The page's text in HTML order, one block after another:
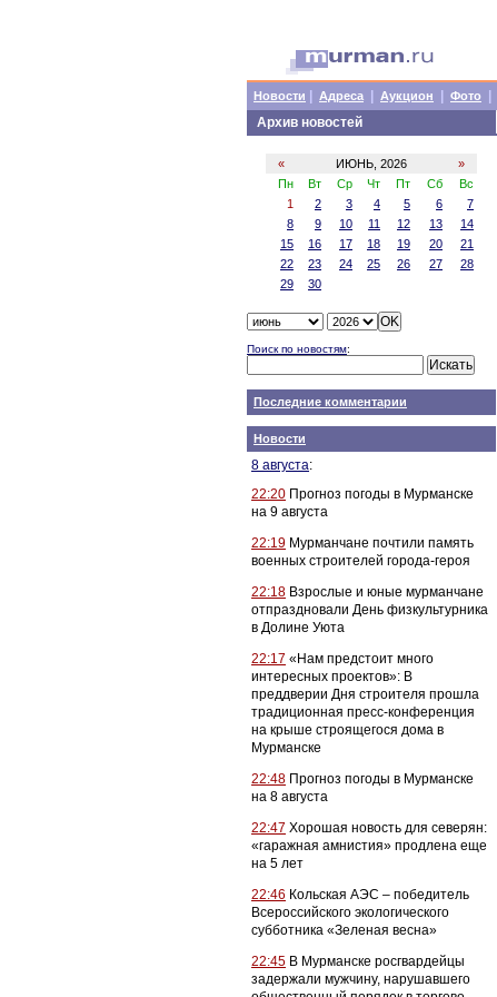
Новости Адреса Аукцион Фото
Архив новостей
« ИЮНЬ, 2026
»
Пн
Вт Ср Чт Пт Сб
Вс
1
2 3 4 5 6
7
8
9 10 11 12 13
14
15
16 17 18 19 20
21
22
23 24 25 26 27
28
29
30
Поиск по новостям:
Последние комментарии
Новости
8 августа:
22:20 Прогноз погоды в Мурманске
на 9 августа
22:19 Мурманчане почтили память
военных строителей города-героя
22:18 Взрослые и юные мурманчане
отпраздновали День физкультурника
в Долине Уюта
22:17 «Нам предстоит много
интересных проектов»: В
преддверии Дня строителя прошла
традиционная пресс-конференция
на крыше строящегося дома в
Мурманске
22:48 Прогноз погоды в Мурманске
на 8 августа
22:47 Хорошая новость для северян:
«гаражная амнистия» продлена еще
на 5 лет
22:46 Кольская АЭС – победитель
Всероссийского экологического
субботника «Зеленая весна»
22:45 В Мурманске росгвардейцы
задержали мужчину, нарушавшего